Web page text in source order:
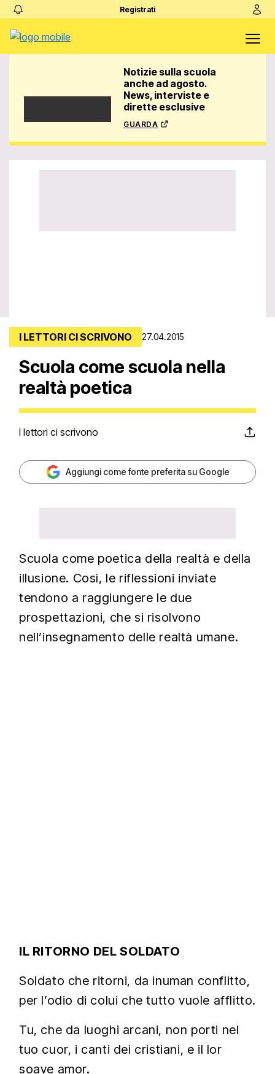
Registrati
Notizie sulla scuola
anche ad agosto.
News, interviste e
dirette esclusive
guarda
I LETTORI CI SCRIVONO 27.04.2015
Scuola come scuola nella
realtà poetica
I lettori ci scrivono
Aggiungi come fonte preferita su Google
Scuola come poetica della realtà e della
illusione. Così, le riflessioni inviate
tendono a raggiungere le due
prospettazioni, che si risolvono
nell’insegnamento delle realtà umane.
IL RITORNO DEL SOLDATO
Soldato che ritorni, da inuman conflitto,
per l’odio di colui che tutto vuole afflitto.
Tu, che da luoghi arcani, non porti nel
tuo cuor, i canti dei cristiani, e il lor
soave amor.